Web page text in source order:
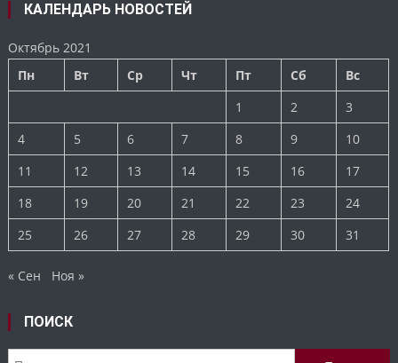
КАЛЕНДАРЬ НОВОСТЕЙ
Октябрь 2021
Пн
Вт Ср Чт Пт Сб
Вс
1
2
3
4
5 6 7 8 9
10
11
12 13 14 15 16
17
18
19 20 21 22 23
24
25
26 27 28 29 30 31
« Сен Ноя »
ПОИСК
Найти: